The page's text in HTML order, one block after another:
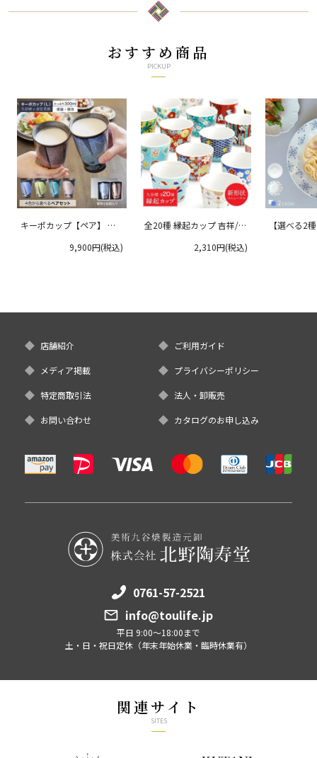
おすすめ商品
PICKUP
キーポカップ【ペア】 ラ
9,900円(税込)
全20種 縁起カップ 吉祥/青
2,310円(税込)
【選べる2
店舗紹介 ご利用ガイド
メディア掲載 プライバシーポリシー
特定商取引法 法人・卸販売
お問い合わせ カタログのお申し込み
0761-57-2521
info@toulife.jp
平日 9:00～18:00まで
土・日・祝日定休（年末年始休業・臨時休業有）
関連サイト
SITES